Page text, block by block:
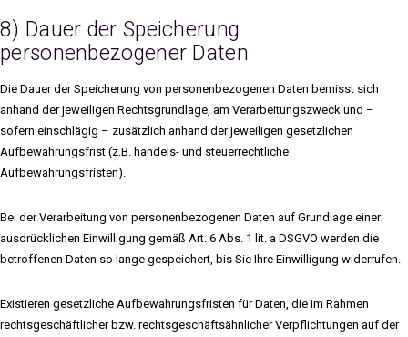
8) Dauer der Speicherung
personenbezogener Daten
Die Dauer der Speicherung von personenbezogenen Daten bemisst sich
anhand der jeweiligen Rechtsgrundlage, am Verarbeitungszweck und –
sofern einschlägig – zusätzlich anhand der jeweiligen gesetzlichen
Aufbewahrungsfrist (z.B. handels- und steuerrechtliche
Aufbewahrungsfristen).
Bei der Verarbeitung von personenbezogenen Daten auf Grundlage einer
ausdrücklichen Einwilligung gemäß Art. 6 Abs. 1 lit. a DSGVO werden die
betroffenen Daten so lange gespeichert, bis Sie Ihre Einwilligung widerrufen.
Existieren gesetzliche Aufbewahrungsfristen für Daten, die im Rahmen
rechtsgeschäftlicher bzw. rechtsgeschäftsähnlicher Verpflichtungen auf der